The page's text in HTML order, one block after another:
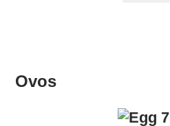
Ovos